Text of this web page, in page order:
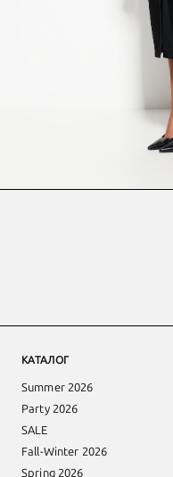
КАТАЛОГ
Summer 2026
Party 2026
SALE
Fall-Winter 2026
Spring 2026